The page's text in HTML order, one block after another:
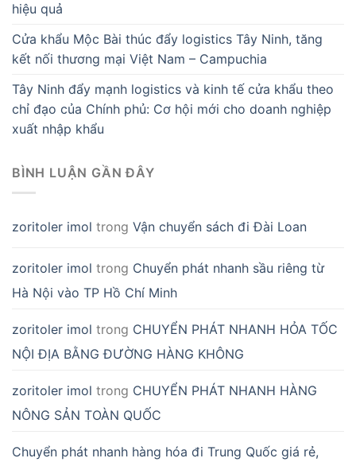
hiệu quả
Cửa khẩu Mộc Bài thúc đẩy logistics Tây Ninh, tăng
kết nối thương mại Việt Nam – Campuchia
Tây Ninh đẩy mạnh logistics và kinh tế cửa khẩu theo
chỉ đạo của Chính phủ: Cơ hội mới cho doanh nghiệp
xuất nhập khẩu
BÌNH LUẬN GẦN ĐÂY
zoritoler imol trong Vận chuyển sách đi Đài Loan
zoritoler imol trong Chuyển phát nhanh sầu riêng từ
Hà Nội vào TP Hồ Chí Minh
zoritoler imol trong CHUYỂN PHÁT NHANH HỎA TỐC
NỘI ĐỊA BẰNG ĐƯỜNG HÀNG KHÔNG
zoritoler imol trong CHUYỂN PHÁT NHANH HÀNG
NÔNG SẢN TOÀN QUỐC
Chuyển phát nhanh hàng hóa đi Trung Quốc giá rẻ,